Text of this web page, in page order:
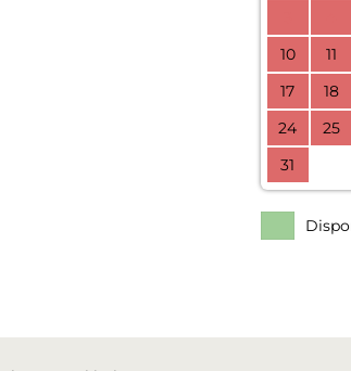
10
11
17
18
24
25
31